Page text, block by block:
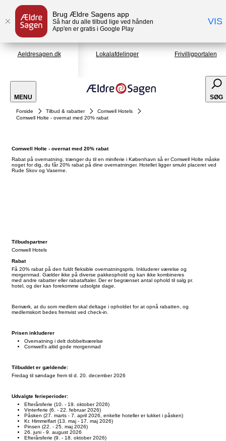
Brug Ældre Sagens app
Så har du alle tilbud lige ved hånden
App'en er gratis i Google Play
VIS
Aeldresagen.dk Lokalafdelinger Frivilligportalen
MENU SØG
Forside Tilbud & rabatter
Comwell Hotels
Comwell Holte - overnat med 20% rabat
Comwell Holte - overnat med 20% rabat
Rabat på overnatning, trænger du til en miniferie i København så er Comwell Holte måske
noget for dig, du får 20% rabat på dine overnatninger. Hotellet ligger smukt placeret ved
Rude Skov og Vaserne.
Tilbudspartner
Comwell Hotels
Rabat
Få 20% rabat på den fuldt fleksible overnatningspris. Inkluderer værelse og
morgenmad. Gælder ikke på diverse pakkeophold og kan ikke kombineres
med andre rabatter eller rabataftaler. Der er begrænset antal ophold til salg pr.
hotel, og der kan forekomme udsolgte dage.
Bemærk, at du som medlem skal deltage i opholdet for at opnå rabatten, og
medlemskort bedes fremvist ved check-in.
Prisen inkluderer
Overnatning i delt dobbeltværelse
Comwell’s altid gode morgenmad
Tilbuddet er gældende:
Fredag til søndage frem til d. 20. december 2026
Udvalgte ferieperioder:
Efterårsferie (10. - 19. oktober 2026)
Vinterferie (6. - 22. februar 2026)
Påsken (27. marts - 7. april 2026, enkelte hoteller er lukket i påsken)
Kr. Himmelfart (13. maj - 17. maj 2026)
Pinsen (22. - 25. maj 2026)
26. juni - 9. august 2026
Efterårsferie (9. - 18. oktober 2026)